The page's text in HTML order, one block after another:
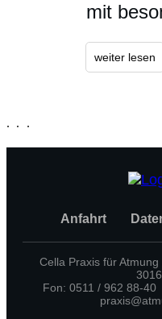
mit
weiter lesen
Anfahrt
Cella Praxis für
Fon: 0511 / 962 88-